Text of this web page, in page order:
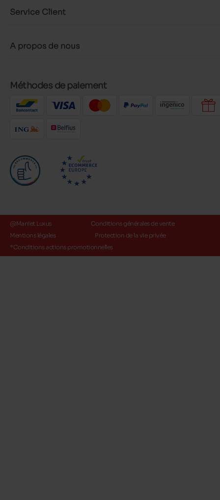
Service Client
A propos de nous
Méthodes de paiement
@Maniet Luxus
Conditions générales de vente
Mentions légales
Protection de la vie privée
*Conditions actions promotionnelles